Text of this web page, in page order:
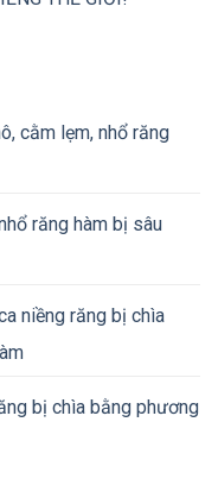
cằm lẹm, nhổ răng
răng hàm bị sâu
niềng răng bị chìa
bị chìa bằng phương